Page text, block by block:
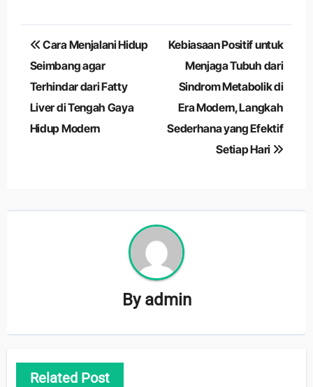
Navigasi
pos
Cara Menjalani Hidup
Seimbang agar
Terhindar dari Fatty
Liver di Tengah Gaya
Hidup Modern
Kebiasaan Positif untuk
Menjaga Tubuh dari
Sindrom Metabolik di
Era Modern, Langkah
Sederhana yang Efektif
Setiap Hari
By admin
Related Post